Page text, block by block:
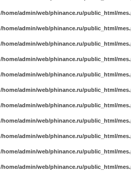
/home/admin/web/phinance.ru/public_html/
/home/admin/web/phinance.ru/public_html/
/home/admin/web/phinance.ru/public_html/
/home/admin/web/phinance.ru/public_html/
/home/admin/web/phinance.ru/public_html/
/home/admin/web/phinance.ru/public_html/
/home/admin/web/phinance.ru/public_html/
/home/admin/web/phinance.ru/public_html/
/home/admin/web/phinance.ru/public_html/
/home/admin/web/phinance.ru/public_html/
/home/admin/web/phinance.ru/public_html/